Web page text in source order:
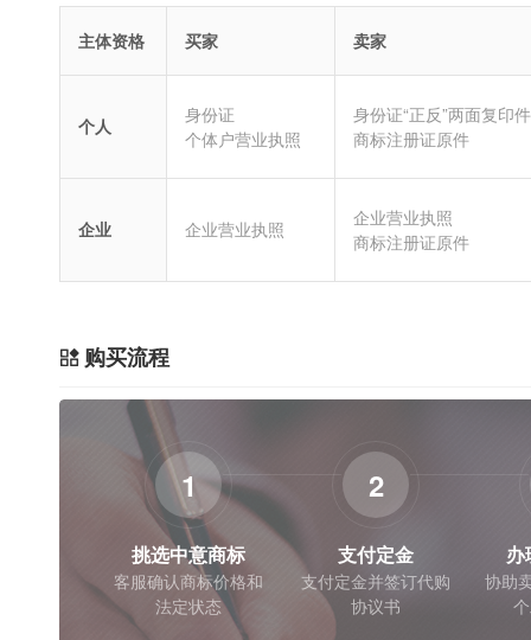
主体资格 买家 卖家
个人
身份证
个体户营业执照
身份证“正反”两面复印件
商标注册证原件
企业 企业营业执照
企业营业执照
商标注册证原件
购买流程
1
挑选中意商标
客服确认商标价格和
法定状态
2
支付定金
支付定金并签订代购
协议书
办
协助